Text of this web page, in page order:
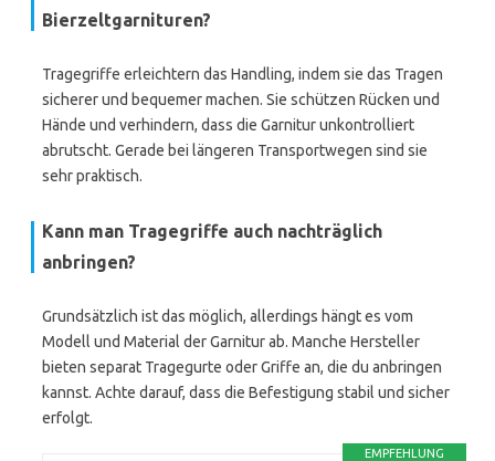
Bierzeltgarnituren?
Tragegriffe erleichtern das Handling, indem sie das Tragen
sicherer und bequemer machen. Sie schützen Rücken und
Hände und verhindern, dass die Garnitur unkontrolliert
abrutscht. Gerade bei längeren Transportwegen sind sie
sehr praktisch.
Kann man Tragegriffe auch nachträglich
anbringen?
Grundsätzlich ist das möglich, allerdings hängt es vom
Modell und Material der Garnitur ab. Manche Hersteller
bieten separat Tragegurte oder Griffe an, die du anbringen
kannst. Achte darauf, dass die Befestigung stabil und sicher
erfolgt.
EMPFEHLUNG